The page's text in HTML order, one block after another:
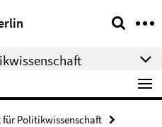
Politikwissenschaft